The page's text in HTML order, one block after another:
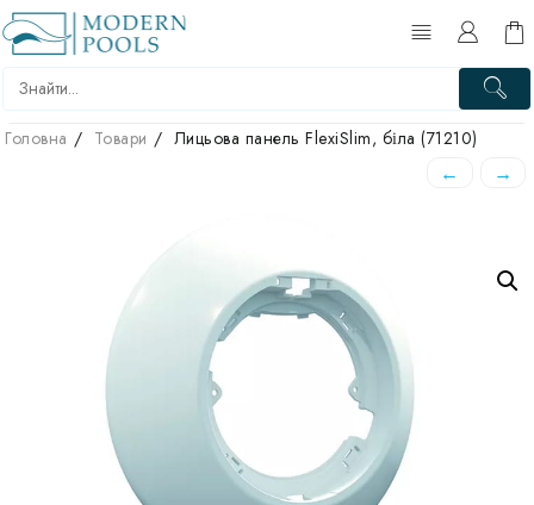
Головна Товари Лицьова панель FlexiSlim, біла (71210)
← →